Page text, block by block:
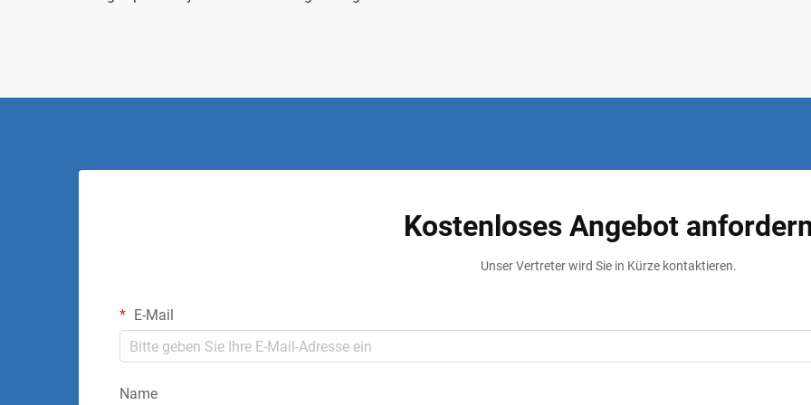
Kostenloses Angebot
Unser Vertreter wird Sie in Kürze kontaktieren.
E-Mail
Name